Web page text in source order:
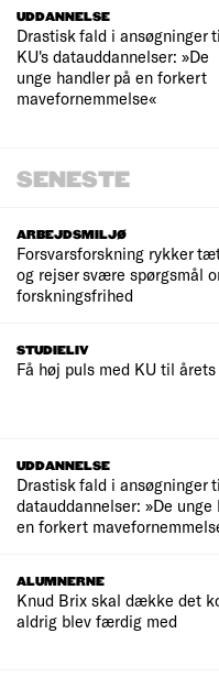
UDDANNELSE
Drastisk fald i ansøgninger
KU's datauddannelser: »De
unge handler på en forkert
mavefornemmelse«
SENESTE
ARBEJDSMILJØ
Forsvarsforskning rykker
og rejser svære spørgsmål
forskningsfrihed
STUDIELIV
Få høj puls med KU til årets
UDDANNELSE
Drastisk fald i ansøgninger
datauddannelser: »De unge
en forkert
ALUMNERNE
Knud Brix skal dække det
aldrig blev færdig med